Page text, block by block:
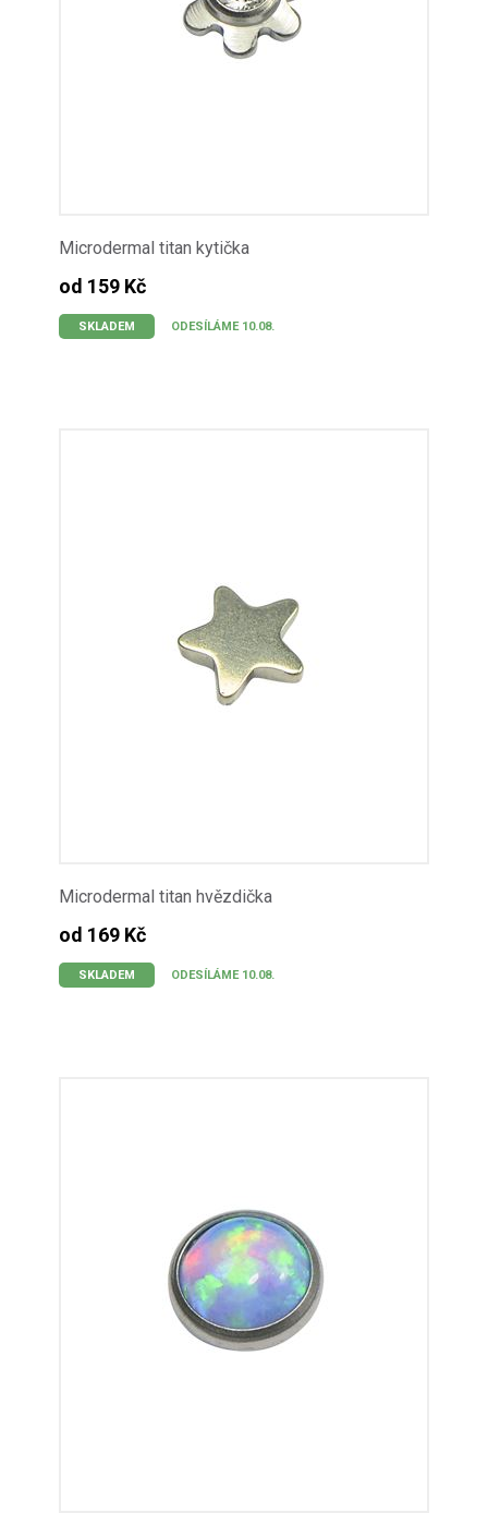
Microdermal titan kytička
od 159 Kč
SKLADEM ODESÍLÁME 10.08.
Microdermal titan hvězdička
od 169 Kč
SKLADEM ODESÍLÁME 10.08.